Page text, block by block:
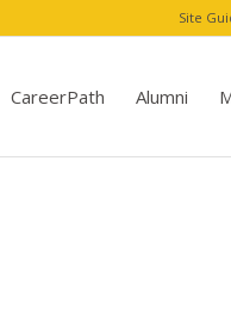
Site
CareerPath Alumni